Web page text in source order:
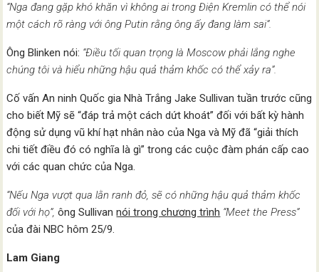
“Nga đang gặp khó khăn vì không ai trong Điện Kremlin có thể nói
một cách rõ ràng với ông Putin rằng ông ấy đang làm sai”.
Ông Blinken nói: “Điều tối quan trọng là Moscow phải lắng nghe
chúng tôi và hiểu những hậu quả thảm khốc có thể xảy ra”.
Cố vấn An ninh Quốc gia Nhà Trắng Jake Sullivan tuần trước cũng
cho biết Mỹ sẽ “đáp trả một cách dứt khoát” đối với bất kỳ hành
động sử dụng vũ khí hạt nhân nào của Nga và Mỹ đã “giải thích
chi tiết điều đó có nghĩa là gì” trong các cuộc đàm phán cấp cao
với các quan chức của Nga.
“Nếu Nga vượt qua lằn ranh đỏ, sẽ có những hậu quả thảm khốc
đối với họ”,ông Sullivannói trong chương trình “Meet the Press”
của đài NBC hôm 25/9.
Lam Giang